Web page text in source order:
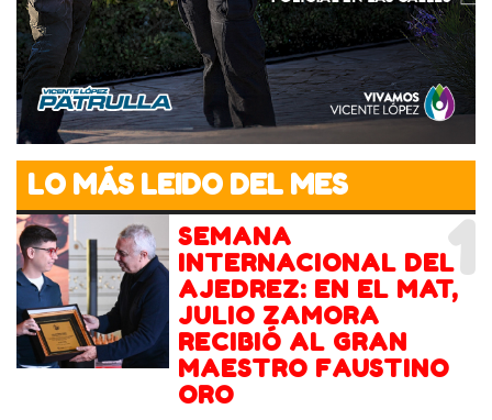
LO MÁS LEIDO DEL MES
1
SEMANA
INTERNACIONAL DEL
AJEDREZ: EN EL MAT,
JULIO ZAMORA
RECIBIÓ AL GRAN
MAESTRO FAUSTINO
ORO